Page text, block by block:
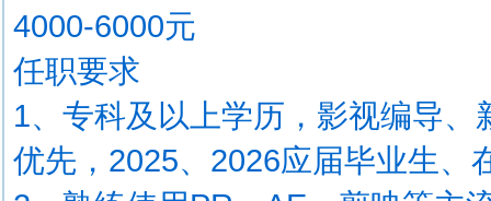
4000-6000元
任职要求
1、专科及以上学历，影视编导
优先，2025、2026应届毕业生、